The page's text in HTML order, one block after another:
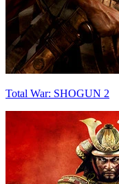
Total War: SHOGUN 2